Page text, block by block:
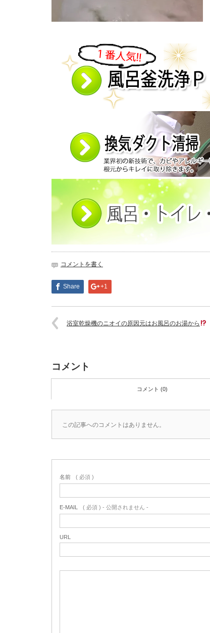
コメントを書く
Share +1
浴室乾燥機のニオイの原因元はお風呂のお湯から
コメント
コメント (0)
この記事へのコメントはありません。
名前 ( 必須 )
E-MAIL ( 必須 ) - 公開されません -
URL